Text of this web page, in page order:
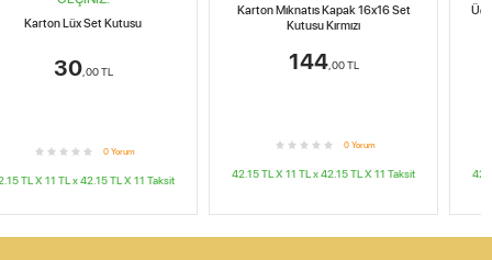
Karton Mıknatıs Kapak 16x16 Set
Kutusu Kırmızı
Üçlü Set Kutusu Karton 6x8 cm 12'li
288
42.15 TL X 11TL x 42.15 TL X 11